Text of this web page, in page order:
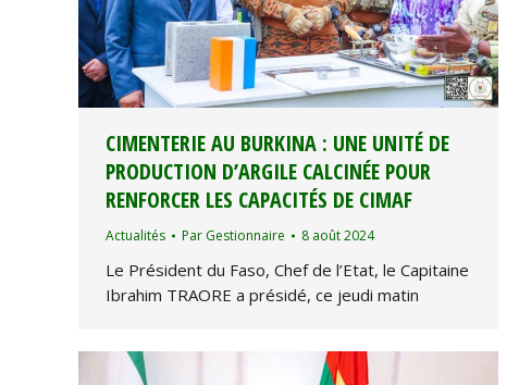
CIMENTERIE AU BURKINA : UNE UNITÉ DE
PRODUCTION D’ARGILE CALCINÉE POUR
RENFORCER LES CAPACITÉS DE CIMAF
Actualités Par Gestionnaire 8 août 2024
Le Président du Faso, Chef de l’Etat, le Capitaine
Ibrahim TRAORE a présidé, ce jeudi matin